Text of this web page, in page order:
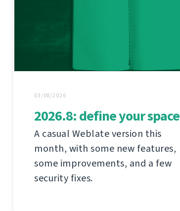
03/08/2026
2026.8: define your space
A casual Weblate version this
month, with some new features,
some improvements, and a few
security fixes.